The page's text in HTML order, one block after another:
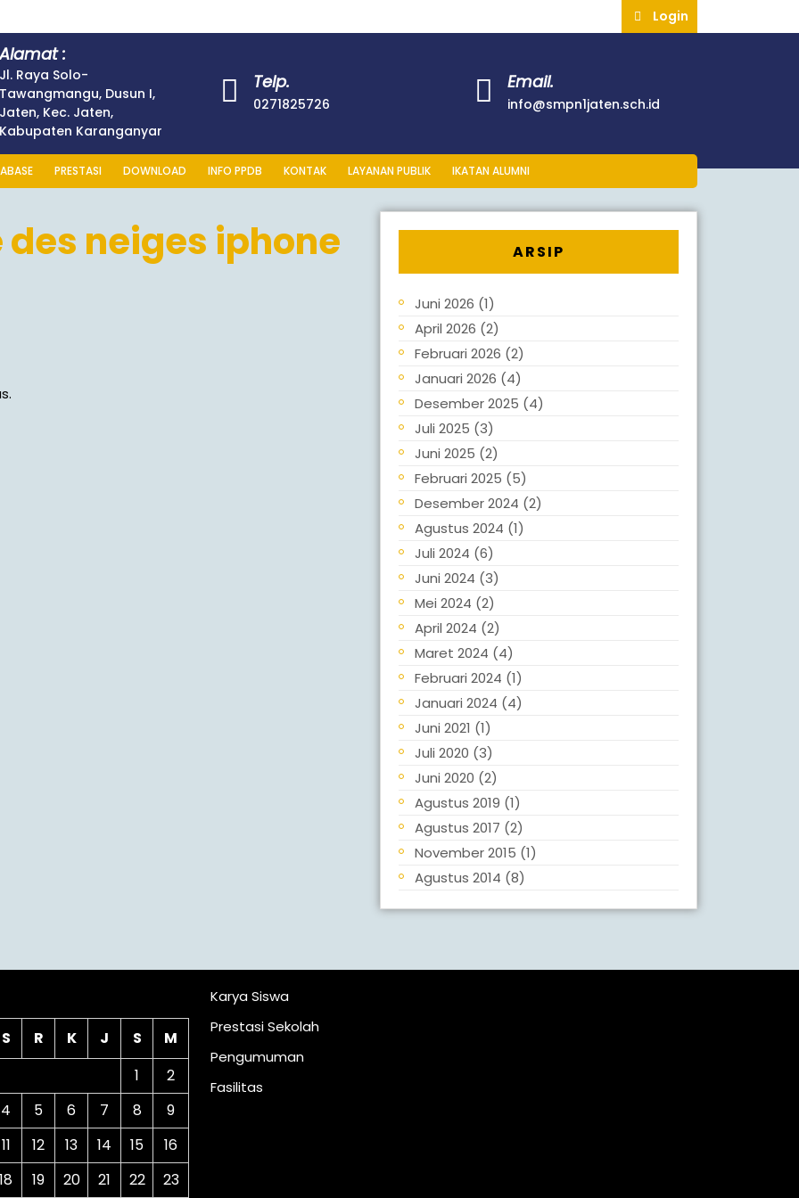
Login
:
Jl. Raya Solo-
Tawangmangu, Dusun I,
Jaten, Kec. Jaten,
Kabupaten Karanganyar
Telp.
0271825726
Email.
info@smpn1jaten.sch.id
PRESTASI DOWNLOAD INFO PPDB KONTAK LAYANAN PUBLIK IKATAN ALUMNI
neiges iphone
ARSIP
Juni 2026 (1)
April 2026 (2)
Februari 2026 (2)
Januari 2026 (4)
Desember 2025 (4)
Juli 2025 (3)
Juni 2025 (2)
Februari 2025 (5)
Desember 2024 (2)
Agustus 2024 (1)
Juli 2024 (6)
Juni 2024 (3)
Mei 2024 (2)
April 2024 (2)
Maret 2024 (4)
Februari 2024 (1)
Januari 2024 (4)
Juni 2021 (1)
Juli 2020 (3)
Juni 2020 (2)
Agustus 2019 (1)
Agustus 2017 (2)
November 2015 (1)
Agustus 2014 (8)
S R K J S
M
1
2
4 5 6 7 8
9
11 12 13 14 15
16
18 19 20 21 22 23
Karya Siswa
Prestasi Sekolah
Pengumuman
Fasilitas